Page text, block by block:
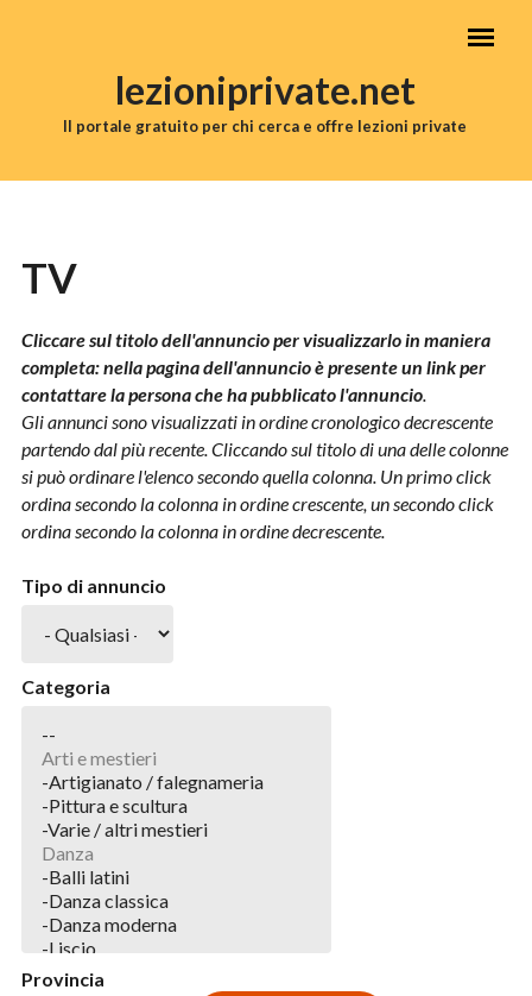
lezioniprivate.net
Il portale gratuito per chi cerca e offre lezioni private
MENU PRINCIPALE
TV
Cliccare sul titolo dell'annuncio per visualizzarlo in maniera
completa: nella pagina dell'annuncio è presente un link per
contattare la persona che ha pubblicato l'annuncio.
Gli annunci sono visualizzati in ordine cronologico decrescente
partendo dal più recente. Cliccando sul titolo di una delle colonne
si può ordinare l'elenco secondo quella colonna. Un primo click
ordina secondo la colonna in ordine crescente, un secondo click
ordina secondo la colonna in ordine decrescente.
Tipo di annuncio
Categoria
Provincia